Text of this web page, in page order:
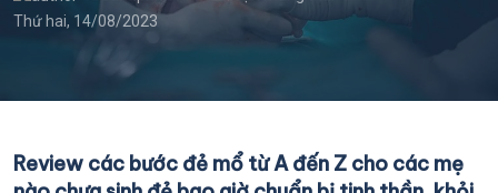
Thứ hai, 14/08/2023
Review các bước đẻ mổ từ A đến Z cho các mẹ